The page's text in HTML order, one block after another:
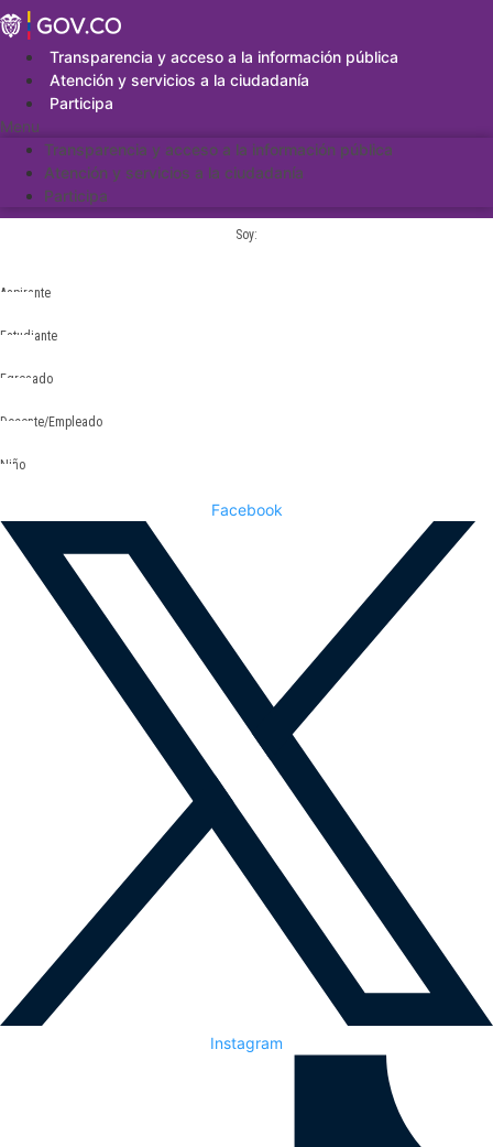
Saltar
al
contenidoTransparencia y acceso a la información pública
Atención y servicios a la ciudadanía
Participa
Menu
Transparencia y acceso a la información pública
Atención y servicios a la ciudadanía
Participa
Soy:
Aspirante
Estudiante
Egresado
Docente/Empleado
Niño
Facebook
Instagram